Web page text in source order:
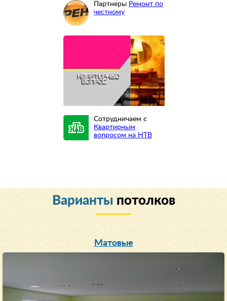
Партнеры Ремонт по
честному
Сотрудничаем с
Квартирным
вопросом на НТВ
Варианты потолков
Матовые